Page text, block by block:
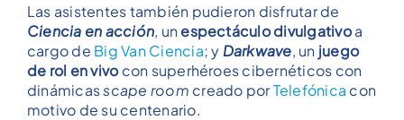
Las asistentes también pudieron disfrutar de
Ciencia en acción, unespectáculo divulgativoa
cargo de Big Van Ciencia; y Darkwave, un juego
de rol en vivocon superhéroes cibernéticos con
dinámicasscape room creado porTelefónica con
motivo de su centenario.